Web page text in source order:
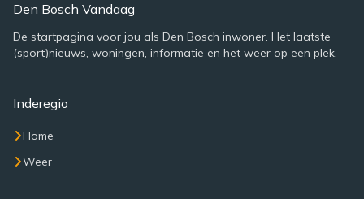
Den Bosch Vandaag
De startpagina voor jou als Den Bosch inwoner. Het laatste
(sport)nieuws, woningen, informatie en het weer op een plek.
Inderegio
Home
Weer